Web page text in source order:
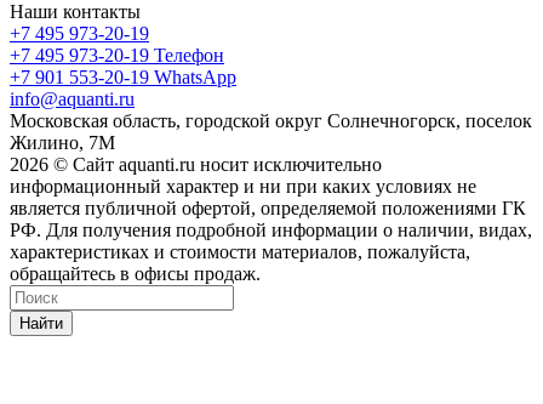
Наши контакты
+7 495 973-20-19
+7 495 973-20-19 Телефон
+7 901 553-20-19 WhatsApp
info@aquanti.ru
Московская область, городской округ Солнечногорск, поселок
Жилино, 7М
2026 © Сайт aquanti.ru носит исключительно
информационный характер и ни при каких условиях не
является публичной офертой, определяемой положениями ГК
РФ. Для получения подробной информации о наличии, видах,
характеристиках и стоимости материалов, пожалуйста,
обращайтесь в офисы продаж.
Найти